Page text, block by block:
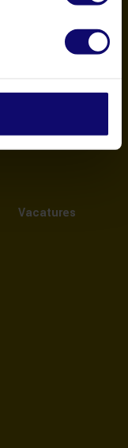
Vacatures